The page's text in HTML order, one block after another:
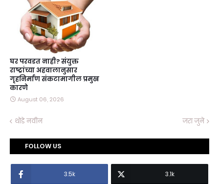
घर परवडत नाही? संयुक्त
राष्ट्रांच्या अहवालानुसार
गृहनिर्माण संकटामागील प्रमुख
कारणे
August 06, 2026
थोडे नवीन जरा जुने
FOLLOW US
3.5k 3.1k